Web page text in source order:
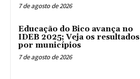
7 de agosto de 2026
Educação do Bico avança no
IDEB 2025; Veja os resultados
por municípios
7 de agosto de 2026